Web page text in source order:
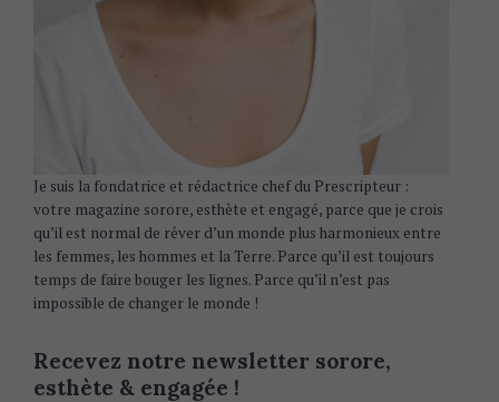
Je suis la fondatrice et rédactrice chef du Prescripteur :
votre magazine sorore, esthète et engagé, parce que je crois
qu’il est normal de rêver d’un monde plus harmonieux entre
les femmes, les hommes et la Terre. Parce qu’il est toujours
temps de faire bouger les lignes. Parce qu’il n’est pas
impossible de changer le monde !
Recevez notre newsletter sorore,
esthète & engagée !